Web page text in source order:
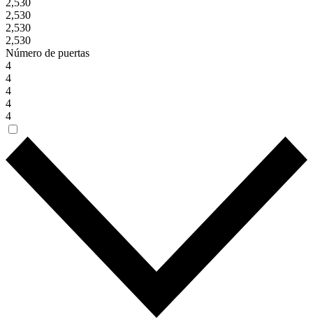
2,530
2,530
2,530
2,530
Número de puertas
4
4
4
4
4